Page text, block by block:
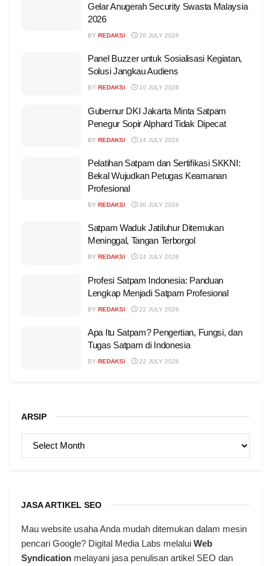
Gelar Anugerah Security Swasta Malaysia
2026
BY REDAKSI 26 JULY 2026
Panel Buzzer untuk Sosialisasi Kegiatan,
Solusi Jangkau Audiens
BY REDAKSI 10 JULY 2026
Gubernur DKI Jakarta Minta Satpam
Penegur Sopir Alphard Tidak Dipecat
BY REDAKSI 24 JULY 2026
Pelatihan Satpam dan Sertifikasi SKKNI:
Bekal Wujudkan Petugas Keamanan
Profesional
BY REDAKSI 30 JULY 2026
Satpam Waduk Jatiluhur Ditemukan
Meninggal, Tangan Terborgol
BY REDAKSI 24 JULY 2026
Profesi Satpam Indonesia: Panduan
Lengkap Menjadi Satpam Profesional
BY REDAKSI 22 JULY 2026
Apa Itu Satpam? Pengertian, Fungsi, dan
Tugas Satpam di Indonesia
BY REDAKSI 22 JULY 2026
ARSIP
ARSIP
JASA ARTIKEL SEO
Mau website usaha Anda mudah ditemukan dalam mesin
pencari Google? Digital Media Labs melalui Web
Syndication melayani jasa penulisan artikel SEO dan